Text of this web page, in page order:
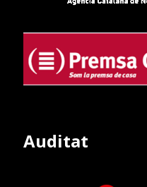
Auditat